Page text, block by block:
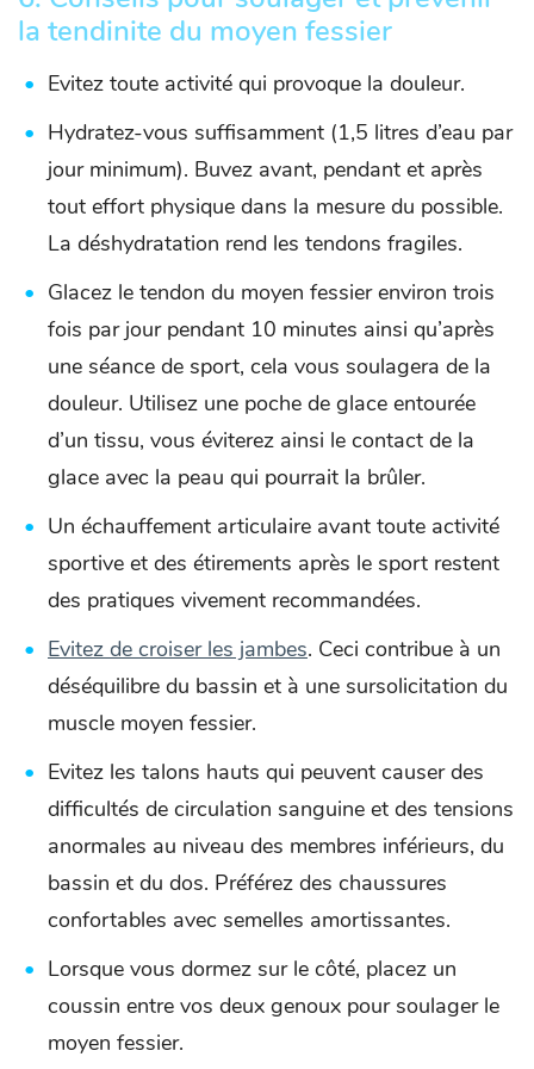
la tendinite du moyen fessier
Evitez toute activité qui provoque la douleur.
Hydratez-vous suffisamment (1,5 litres d’eau par
jour minimum). Buvez avant, pendant et après
tout effort physique dans la mesure du possible.
La déshydratation rend les tendons fragiles.
Glacez le tendon du moyen fessier environ trois
fois par jour pendant 10 minutes ainsi qu’après
une séance de sport, cela vous soulagera de la
douleur. Utilisez une poche de glace entourée
d’un tissu, vous éviterez ainsi le contact de la
glace avec la peau qui pourrait la brûler.
Un échauffement articulaire avant toute activité
sportive et des étirements après le sport restent
des pratiques vivement recommandées.
Evitez de croiser les jambes. Ceci contribue à un
déséquilibre du bassin et à une sursolicitation du
muscle moyen fessier.
Evitez les talons hauts qui peuvent causer des
difficultés de circulation sanguine et des tensions
anormales au niveau des membres inférieurs, du
bassin et du dos. Préférez des chaussures
confortables avec semelles amortissantes.
Lorsque vous dormez sur le côté, placez un
coussin entre vos deux genoux pour soulager le
moyen fessier.